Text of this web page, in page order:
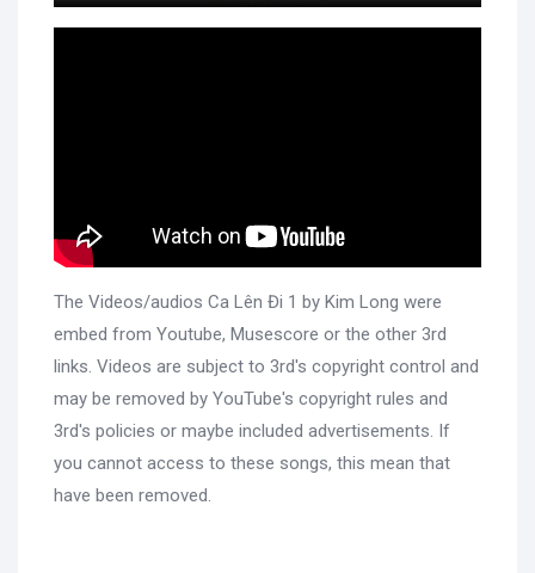
The Videos/audios Ca Lên Đi 1 by Kim Long were
embed from Youtube, Musescore or the other 3rd
links. Videos are subject to 3rd's copyright control and
may be removed by YouTube's copyright rules and
3rd's policies or maybe included advertisements. If
you cannot access to these songs, this mean that
have been removed.